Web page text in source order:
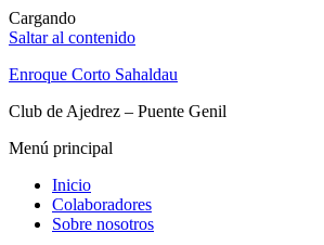
Cargando
Saltar al contenido
Enroque Corto Sahaldau
Club de Ajedrez – Puente Genil
Menú principal
Inicio
Colaboradores
Sobre nosotros